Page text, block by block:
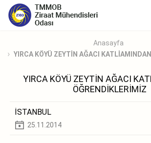
Anasayfa
YIRCA KÖYÜ ZEYTİN AĞACI
YIRCA KÖYÜ ZEYTİN AĞACI
ÖĞRENDİKLERİMİZ
İSTANBUL
25.11.2014